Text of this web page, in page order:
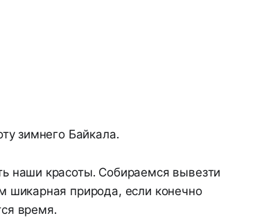
зимнего Байкала.
наши красоты. Собираемся вывезти
шикарная природа, если конечно
время.